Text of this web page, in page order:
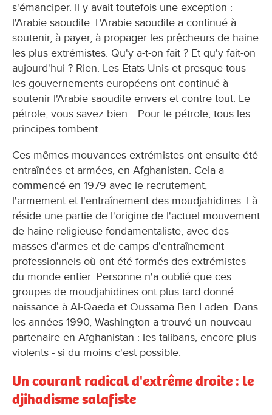
s'émanciper. Il y avait toutefois une exception :
l'Arabie saoudite. L'Arabie saoudite a continué à
soutenir, à payer, à propager les prêcheurs de haine
les plus extrémistes. Qu'y a-t-on fait ? Et qu'y fait-on
aujourd'hui ? Rien. Les Etats-Unis et presque tous
les gouvernements européens ont continué à
soutenir l'Arabie saoudite envers et contre tout. Le
pétrole, vous savez bien... Pour le pétrole, tous les
principes tombent.
Ces mêmes mouvances extrémistes ont ensuite été
entraînées et armées, en Afghanistan. Cela a
commencé en 1979 avec le recrutement,
l'armement et l'entraînement des moudjahidines. Là
réside une partie de l'origine de l'actuel mouvement
de haine religieuse fondamentaliste, avec des
masses d'armes et de camps d'entraînement
professionnels où ont été formés des extrémistes
du monde entier. Personne n'a oublié que ces
groupes de moudjahidines ont plus tard donné
naissance à Al-Qaeda et Oussama Ben Laden. Dans
les années 1990, Washington a trouvé un nouveau
partenaire en Afghanistan : les talibans, encore plus
violents - si du moins c'est possible.
Un courant radical d'extrême droite : le
djihadisme salafiste